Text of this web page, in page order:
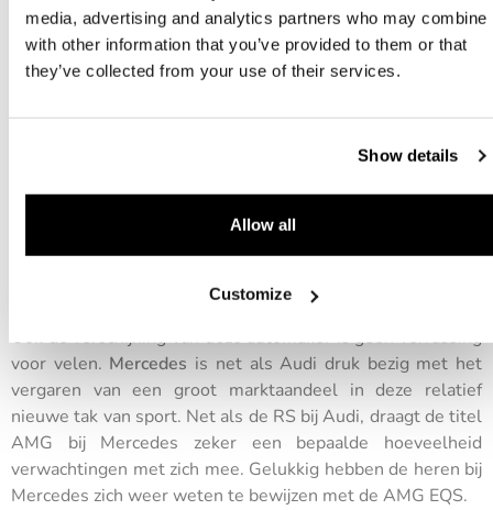
media, advertising and analytics partners who may combine
with other information that you’ve provided to them or that
they’ve collected from your use of their services.
Show details
Allow all
Customize
6. Mercedes AMG EQS 53
Ook de verschijning van deze automaker is geen verrassing
voor velen. Mercedes is net als Audi druk bezig met het
vergaren van een groot marktaandeel in deze relatief
nieuwe tak van sport. Net als de RS bij Audi, draagt de titel
AMG bij Mercedes zeker een bepaalde hoeveelheid
verwachtingen met zich mee. Gelukkig hebben de heren bij
Mercedes zich weer weten te bewijzen met de AMG EQS.